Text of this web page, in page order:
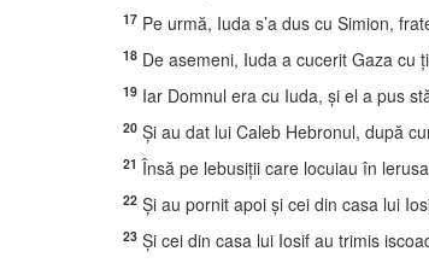
17 Pe urmă, Iuda s’a dus cu Simion,
18 De asemeni, Iuda a cucerit Gaza cu
19 Iar Domnul era cu Iuda, şi el a pus
20 Şi au dat lui Caleb Hebronul, după
21 Însă pe lebusiţii care locuiau în
22 Şi au pornit apoi şi cei din casa lui
23 Şi cei din casa lui Iosif au trimis